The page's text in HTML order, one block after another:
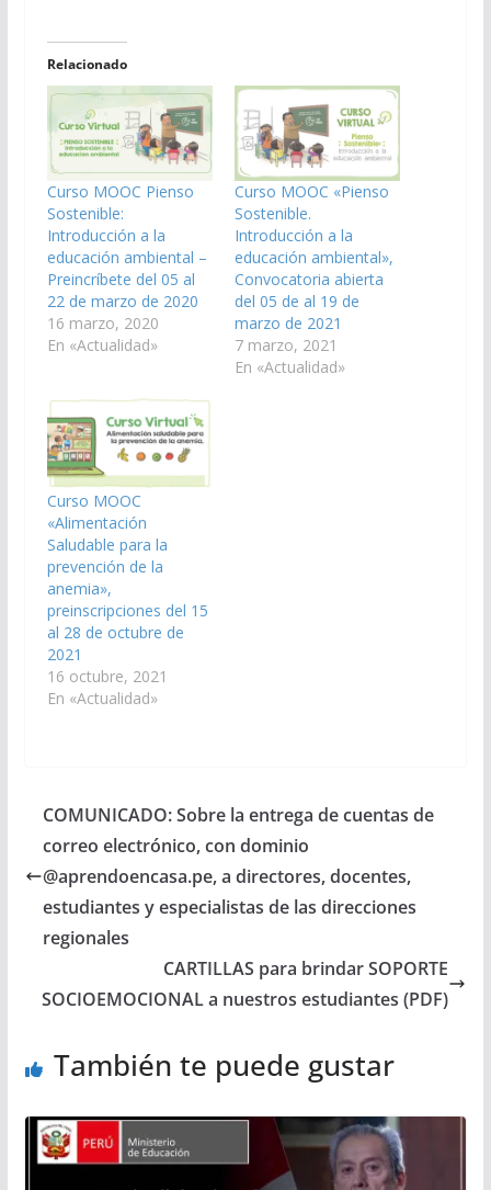
Relacionado
Curso MOOC Pienso
Sostenible:
Introducción a la
educación ambiental –
Preincríbete del 05 al
22 de marzo de 2020
16 marzo, 2020
En «Actualidad»
Curso MOOC «Pienso
Sostenible.
Introducción a la
educación ambiental»,
Convocatoria abierta
del 05 de al 19 de
marzo de 2021
7 marzo, 2021
En «Actualidad»
Curso MOOC
«Alimentación
Saludable para la
prevención de la
anemia»,
preinscripciones del 15
al 28 de octubre de
2021
16 octubre, 2021
En «Actualidad»
COMUNICADO: Sobre la entrega de cuentas de
correo electrónico, con dominio
@aprendoencasa.pe, a directores, docentes,
estudiantes y especialistas de las direcciones
regionales
CARTILLAS para brindar SOPORTE
SOCIOEMOCIONAL a nuestros estudiantes (PDF)
También te puede gustar